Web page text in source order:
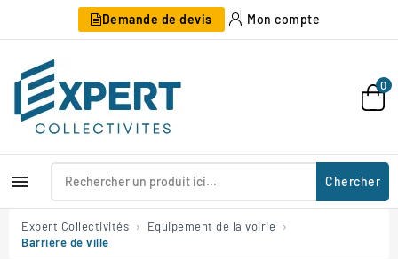
Demande de devis Mon compte
0
 Chercher
Expert Collectivités
Equipement de la voirie
Barrière de ville